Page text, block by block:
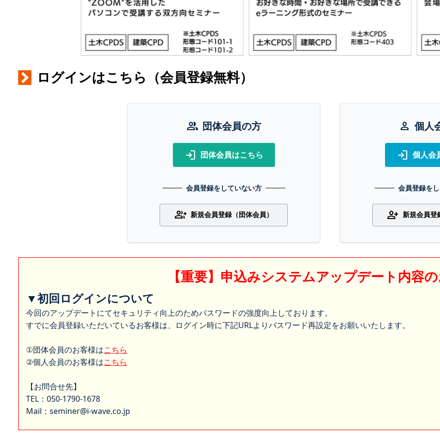
ログインはこちら（会員登録無料）
group 団体会員の方
login 団体会員はこちら
会員登録をしていない方
group_add 新規会員登録（団体会員）
person 個人
login 個人会
会員登録を
person_add 新規会員登
【重要】申込みシステムアップデート内容
▼初回ログインについて
今回のアップデートにてセキュリティ向上のためパスワードの強度向上しております。
すでに会員登録いただいているお客様は、ログイン時に下記URLよりパスワード再設定をお願いいたします。
①団体会員のお客様はこちら
②個人会員のお客様はこちら
【お問合せ先】
TEL：050-1790-1678
Mail：seminer@i-wave.co.jp